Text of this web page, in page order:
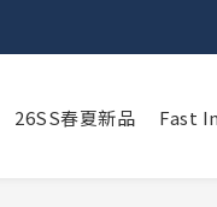
26SS春夏新品 Fast